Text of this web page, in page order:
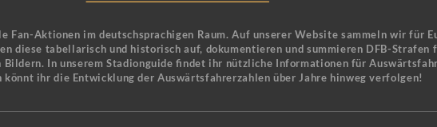
Fan-Aktionen im deutschsprachigen Raum. Auf unserer Website sammeln wir für
diese tabellarisch und historisch auf, dokumentieren und summieren DFB-Strafen
Bildern. In unserem Stadionguide findet ihr nützliche Informationen für
könnt ihr die Entwicklung der Auswärtsfahrerzahlen über Jahre hinweg verfolgen!